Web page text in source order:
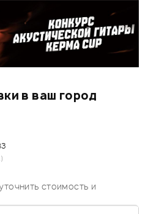
в ваш город
стоимость и